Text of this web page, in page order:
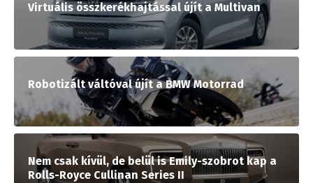
Virtuális összkerékhajtással újít a Multivan
Robotizált váltóval újít a BMW Motorrad
Nem csak kívül, de belül is Emily-szobrot kap a
Rolls-Royce Cullinan Series II